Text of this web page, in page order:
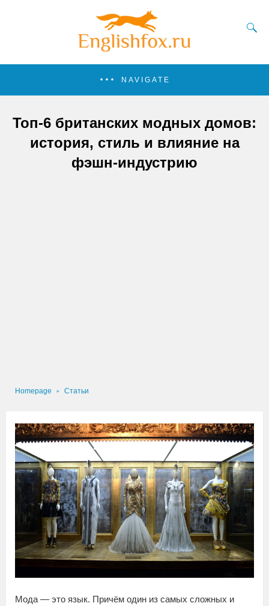
NAVIGATE
Топ-6 британских модных домов:
история, стиль и влияние на
фэшн-индустрию
Homepage Статьи
Мода — это язык. Причём один из самых сложных и